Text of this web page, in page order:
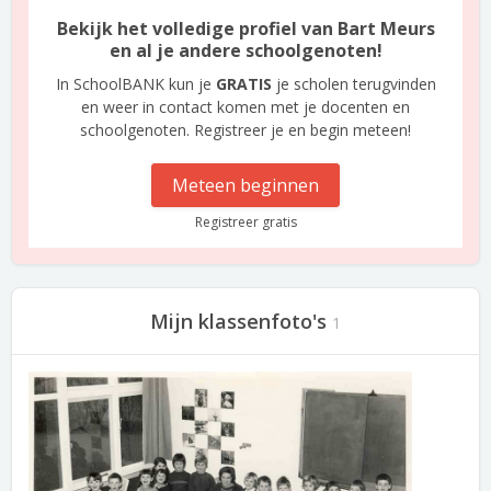
Bekijk het volledige profiel van Bart Meurs
en al je andere schoolgenoten!
In SchoolBANK kun je GRATIS je scholen terugvinden
en weer in contact komen met je docenten en
schoolgenoten. Registreer je en begin meteen!
Meteen beginnen
Registreer gratis
Mijn klassenfoto's 1